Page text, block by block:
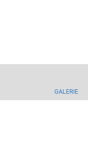
GALERIE